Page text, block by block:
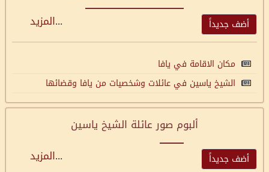
أضف جديداً ...المزيد
مكان الاقامة في يافا
الشيخ ياسين في عائلات وشخصيات من يافا وقضائها
ألبوم صور عائلة الشيخ ياسين
أضف جديداً ...المزيد